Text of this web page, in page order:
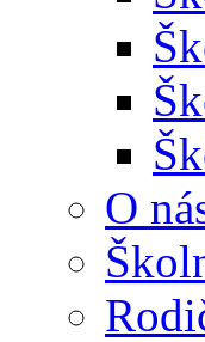
O